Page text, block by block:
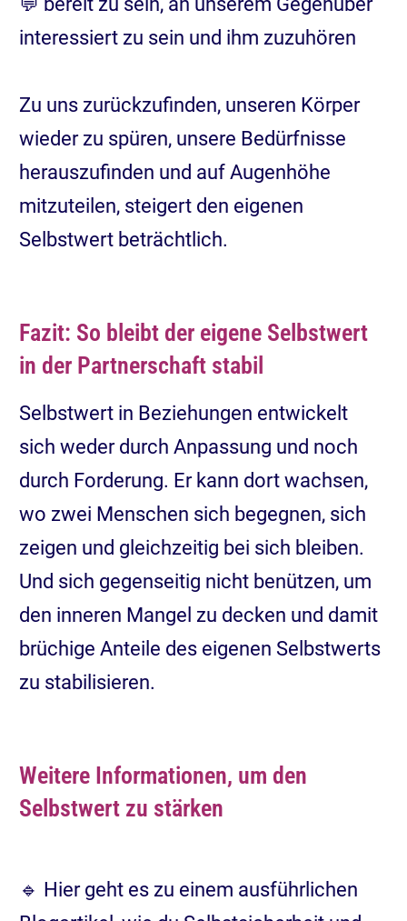
interessiert zu sein und ihm zuzuhören
Zu uns zurückzufinden, unseren Körper
wieder zu spüren, unsere Bedürfnisse
herauszufinden und auf Augenhöhe
mitzuteilen, steigert den eigenen
Selbstwert beträchtlich.
Fazit: So bleibt der eigene Selbstwert
in der Partnerschaft stabil
Selbstwert in Beziehungen entwickelt
sich weder durch Anpassung und noch
durch Forderung. Er kann dort wachsen,
wo zwei Menschen sich begegnen, sich
zeigen und gleichzeitig bei sich bleiben.
Und sich gegenseitig nicht benützen, um
den inneren Mangel zu decken und damit
brüchige Anteile des eigenen Selbstwerts
zu stabilisieren.
Weitere Informationen, um den
Selbstwert zu stärken
🔹 Hier geht es zu einem ausführlichen